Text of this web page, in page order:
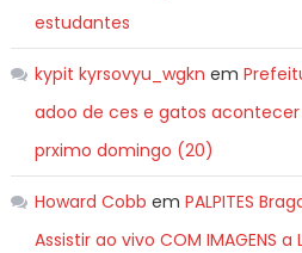
estudantes
kypit kyrsovyu_wgkn em
adoo de ces e gatos
prximo domingo (20)
Howard Cobb em PALPITES
Assistir ao vivo COM IMAGENS